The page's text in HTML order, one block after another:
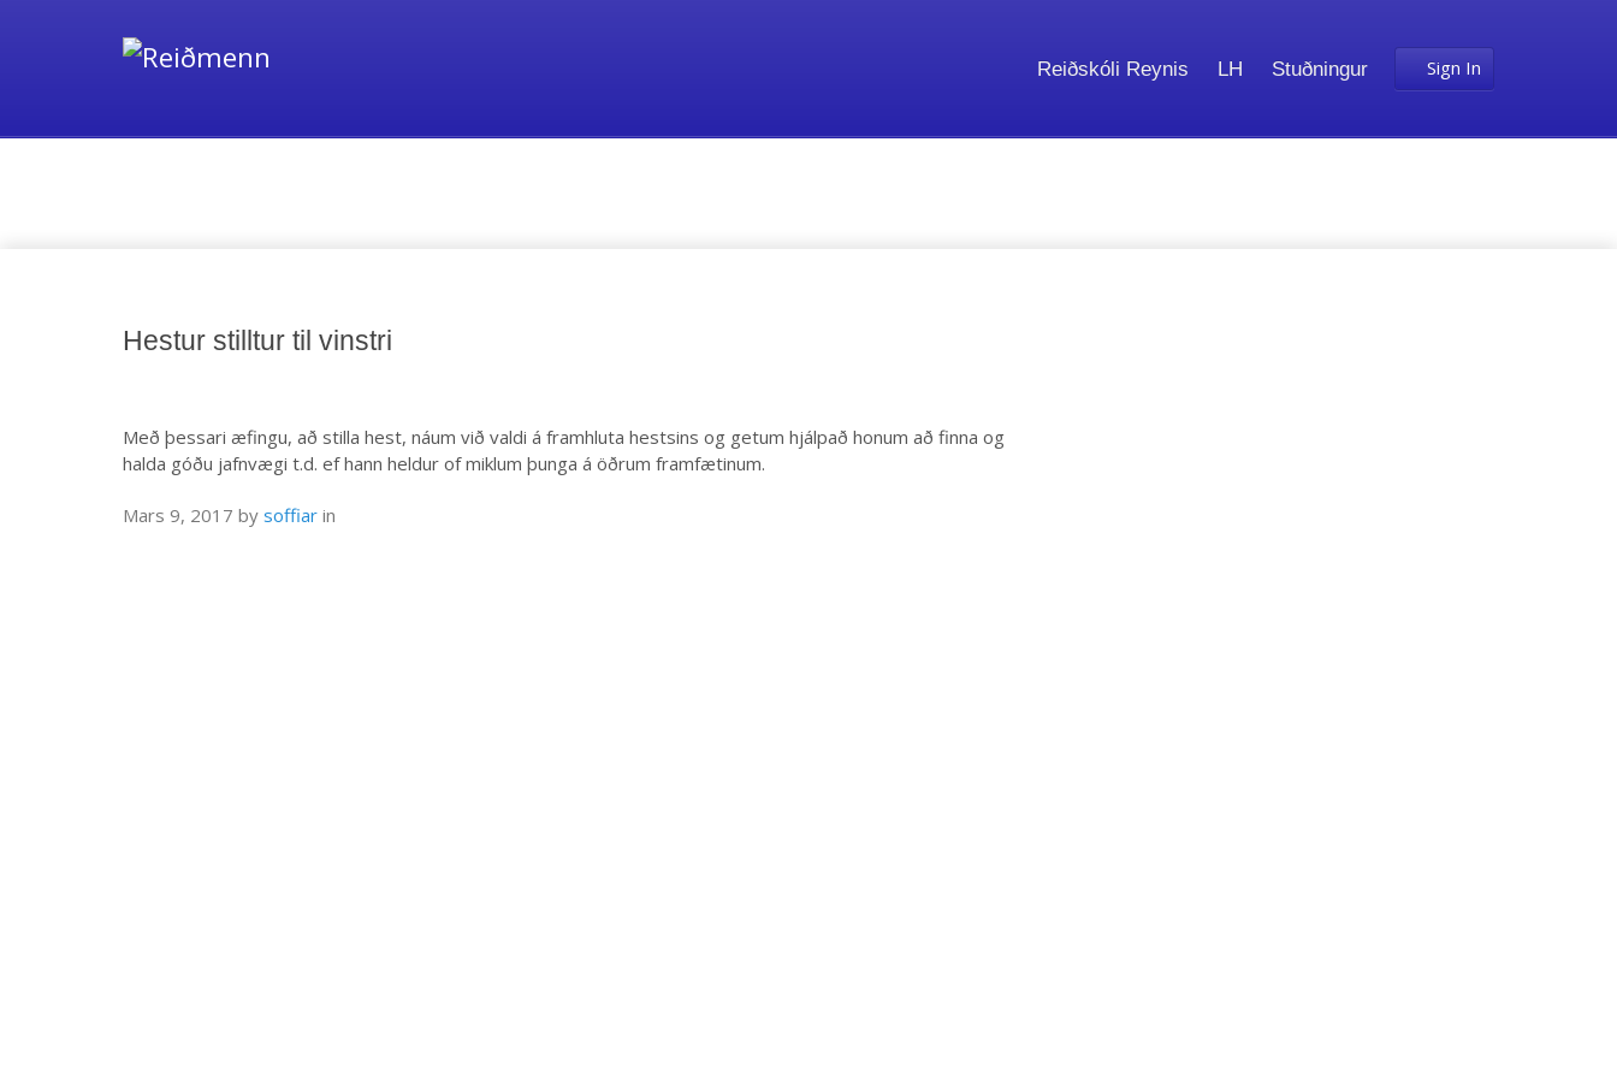
Sign In
Reiðskóli Reynis LH Stuðningur
Hestur stilltur til vinstri
Með þessari æfingu, að stilla hest, náum við valdi á framhluta hestsins og getum hjálpað honum að finna og
halda góðu jafnvægi t.d. ef hann heldur of miklum þunga á öðrum framfætinum.
Mars 9, 2017 by soffiar in